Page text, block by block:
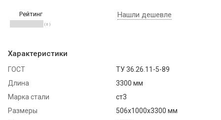
Рейтинг
( 0 )
Нашли дешевле
Характеристики
ГОСТ
ТУ 36.26.11-5-89
Длина
3300 мм
Марка стали
ст3
Размеры
506х1000х3300 мм